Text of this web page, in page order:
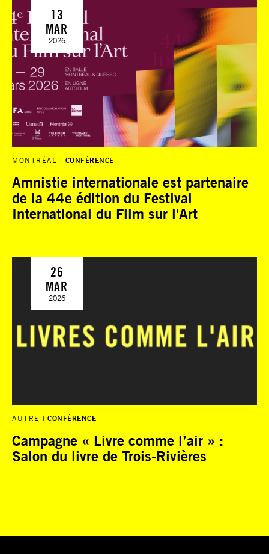
13
MAR
2026
MONTRÉAL CONFÉRENCE
Amnistie internationale est partenaire
de la 44e édition du Festival
International du Film sur l'Art
26
MAR
2026
AUTRE CONFÉRENCE
Campagne « Livre comme l’air » :
Salon du livre de Trois-Rivières